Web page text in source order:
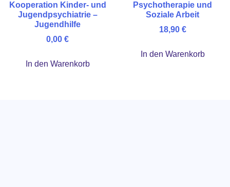
Kooperation Kinder- und
Jugendpsychiatrie –
Jugendhilfe
0,00 €
In den Warenkorb
Psychotherapie und
Soziale Arbeit
18,90 €
In den Warenkorb